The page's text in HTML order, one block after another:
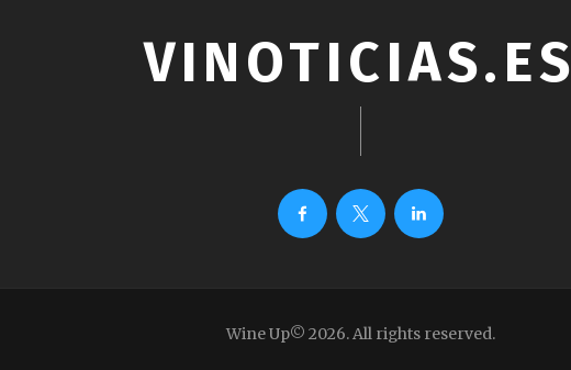
VINOTICIAS.ES
Wine Up© 2026. All rights reserved.